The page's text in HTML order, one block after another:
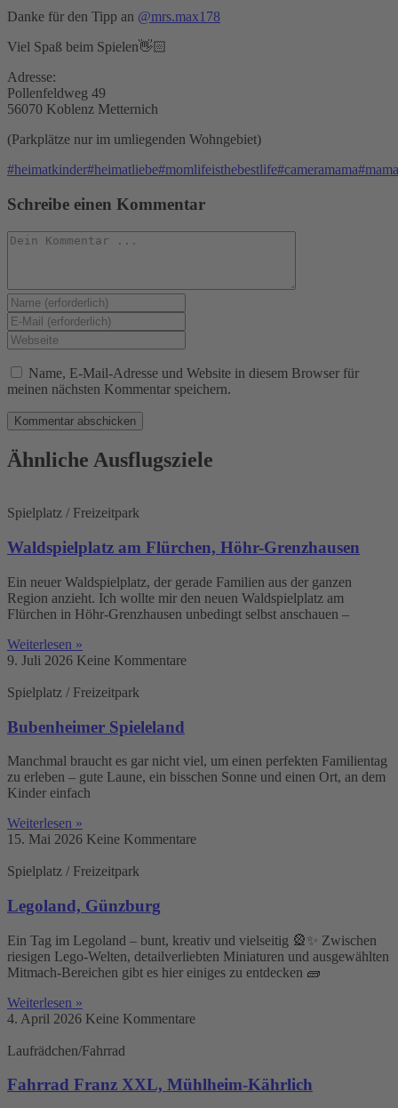
Danke für den Tipp an @mrs.max178
Viel Spaß beim Spielen👋🏻
Adresse:
Pollenfeldweg 49
56070 Koblenz Metternich
(Parkplätze nur im umliegenden Wohngebiet)
#heimatkinder#heimatliebe#momlifeisthebestlife#cameramama
Schreibe einen Kommentar
Kommentieren
Gib
deinen
Namen
oder
Benutzernamen
zum
Kommentieren
ein
Gib
deine
E-
Mail-
Adresse
zum
Kommentieren
ein
Gib
deine
Website-
URL
(optional)
Name, E-Mail-Adresse und Website in diesem Browser für
meinen nächsten Kommentar speichern.
Ähnliche Ausflugsziele
Spielplatz / Freizeitpark
Waldspielplatz am Flürchen, Höhr-Grenzhausen
Ein neuer Waldspielplatz, der gerade Familien aus der ganzen
Region anzieht. Ich wollte mir den neuen Waldspielplatz am
Flürchen in Höhr-Grenzhausen unbedingt selbst anschauen –
Weiterlesen »
9. Juli 2026 Keine Kommentare
Spielplatz / Freizeitpark
Bubenheimer Spieleland
Manchmal braucht es gar nicht viel, um einen perfekten Familientag
zu erleben – gute Laune, ein bisschen Sonne und einen Ort, an dem
Kinder einfach
Weiterlesen »
15. Mai 2026 Keine Kommentare
Spielplatz / Freizeitpark
Legoland, Günzburg
Ein Tag im Legoland – bunt, kreativ und vielseitig 🎡✨ Zwischen
riesigen Lego-Welten, detailverliebten Miniaturen und ausgewählten
Mitmach-Bereichen gibt es hier einiges zu entdecken 🧱
Weiterlesen »
4. April 2026 Keine Kommentare
Laufrädchen/Fahrrad
Fahrrad Franz XXL, Mühlheim-Kährlich